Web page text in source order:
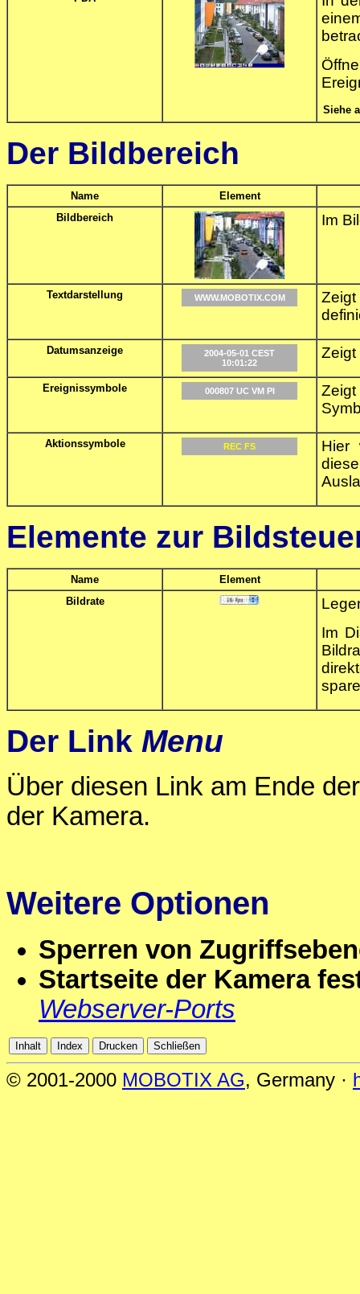
Siehe
Der Bildbereich
Name
Element
Bildbereich
Im
Textdarstellung WWW.MOBOTIX.COM
Zeigt
Datumsanzeige
2004-05-01 CEST
10:01:22
Zeigt
Ereignissymbole 000807 UC VM PI
Aktionssymbole REC FS
Hier
Elemente zur
Name
Element
Bildrate
Im
Der Link Menu
Über diesen Link am Ende
der Kamera.
Weitere Optionen
Sperren von
Startseite der Kamera
Webserver-Ports
© 2001-2000 MOBOTIX AG, Germany ·